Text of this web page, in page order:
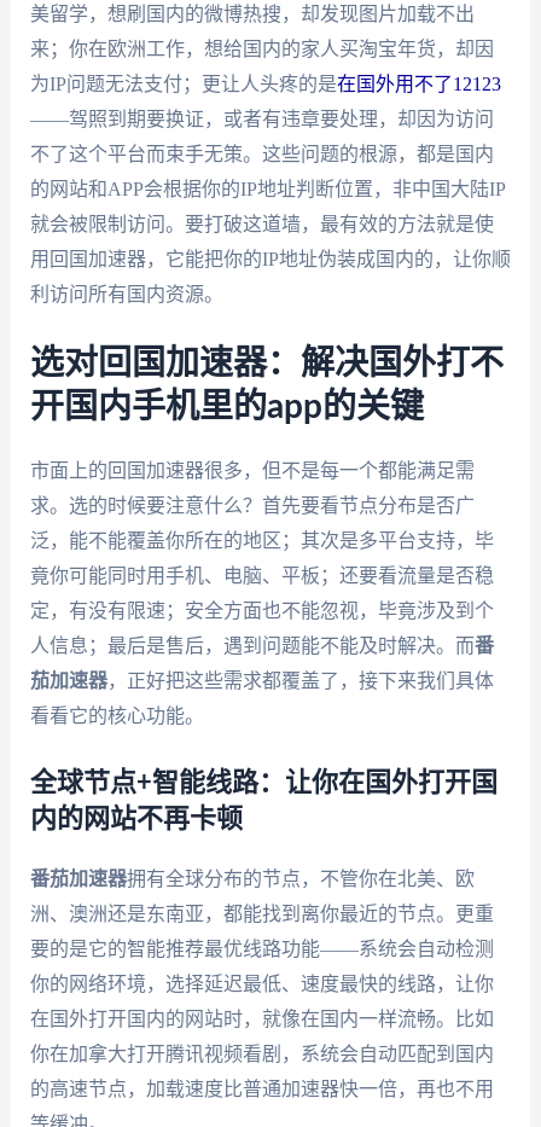
美留学，想刷国内的微博热搜，却发现图片加载不出
来；你在欧洲工作，想给国内的家人买淘宝年货，却因
为IP问题无法支付；更让人头疼的是在国外用不了12123
——驾照到期要换证，或者有违章要处理，却因为访问
不了这个平台而束手无策。这些问题的根源，都是国内
的网站和APP会根据你的IP地址判断位置，非中国大陆IP
就会被限制访问。要打破这道墙，最有效的方法就是使
用回国加速器，它能把你的IP地址伪装成国内的，让你顺
利访问所有国内资源。
选对回国加速器：解决国外打不
开国内手机里的app的关键
市面上的回国加速器很多，但不是每一个都能满足需
求。选的时候要注意什么？首先要看节点分布是否广
泛，能不能覆盖你所在的地区；其次是多平台支持，毕
竟你可能同时用手机、电脑、平板；还要看流量是否稳
定，有没有限速；安全方面也不能忽视，毕竟涉及到个
人信息；最后是售后，遇到问题能不能及时解决。而番
茄加速器，正好把这些需求都覆盖了，接下来我们具体
看看它的核心功能。
全球节点+智能线路：让你在国外打开国
内的网站不再卡顿
番茄加速器拥有全球分布的节点，不管你在北美、欧
洲、澳洲还是东南亚，都能找到离你最近的节点。更重
要的是它的智能推荐最优线路功能——系统会自动检测
你的网络环境，选择延迟最低、速度最快的线路，让你
在国外打开国内的网站时，就像在国内一样流畅。比如
你在加拿大打开腾讯视频看剧，系统会自动匹配到国内
的高速节点，加载速度比普通加速器快一倍，再也不用